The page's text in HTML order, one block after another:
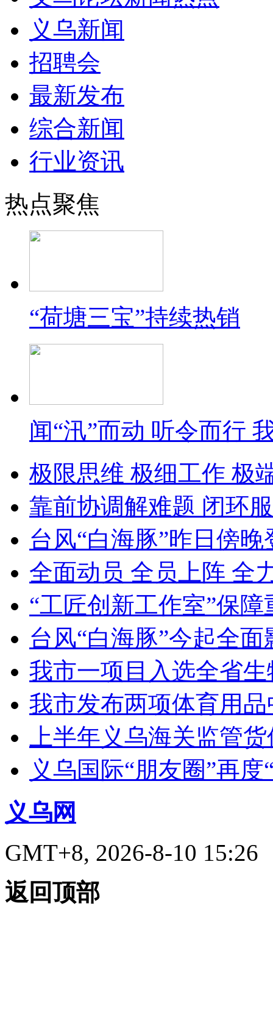
义乌新闻
招聘会
最新发布
综合新闻
行业资讯
热点聚焦
“荷塘三宝”持续热销
闻“汛”而动 听令而行
极限思维 极细工作 极
靠前协调解难题 闭环
台风“白海豚”昨日傍
全面动员 全员上阵 全
“工匠创新工作室”保
台风“白海豚”今起全面
我市一项目入选全省
我市发布两项体育用
上半年义乌海关监管
义乌国际“朋友圈”再度
义乌网
GMT+8, 2026-8-10 15:26
返回顶部